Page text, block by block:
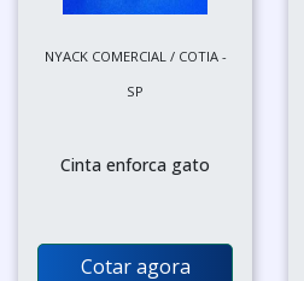
NYACK COMERCIAL / COTIA -
SP
Cinta enforca gato
Cotar agora